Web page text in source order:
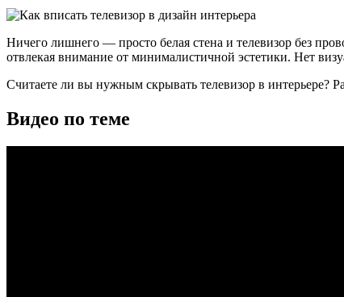
Ничего лишнего — просто белая стена и телевизор без
отвлекая внимание от минималистичной эстетики. Нет
Считаете ли вы нужным скрывать телевизор в интерьере?
Видео по теме